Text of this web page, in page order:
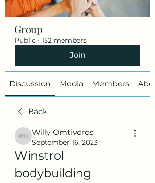
Group
Public · 152 members
Join
Discussion Media Members
Back
Willy Omtiveros
Willy Omtiveros
September 16, 2023
Winstrol
bodybuilding